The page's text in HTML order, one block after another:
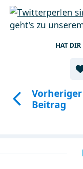
HAT DIR
Vorheriger
Beitrag